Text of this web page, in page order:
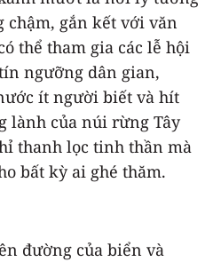
chậm, gắn kết với văn
thể tham gia các lễ hội
ngưỡng dân gian,
ít người biết và hít
lành của núi rừng Tây
thanh lọc tinh thần mà
bất kỳ ai ghé thăm.
đường của biển và